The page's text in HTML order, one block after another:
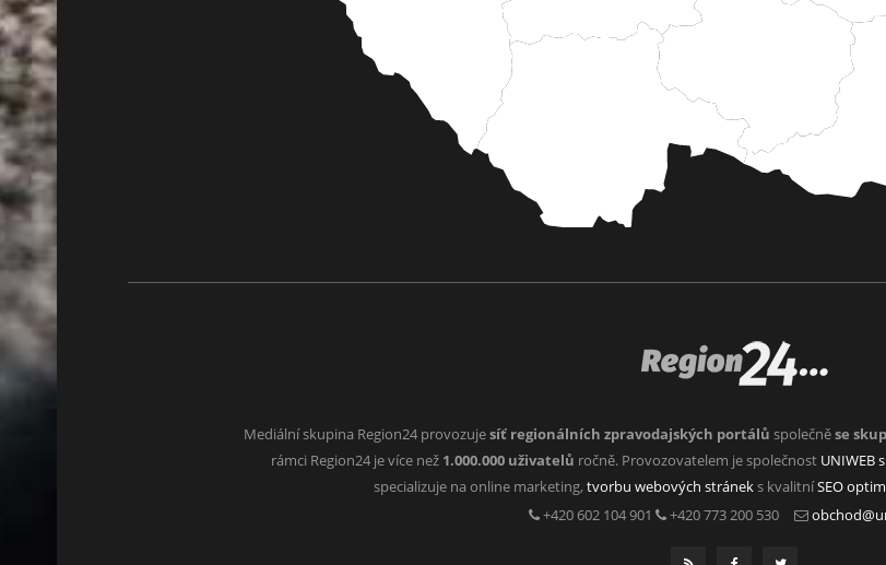
Mediální skupina Region24 provozujesíť regionálních zpravodajských portálů společněse
rámci Region24 je více než 1.000.000 uživatelů ročně. Provozovatelem je společnost UNIWEB
specializuje na online marketing, tvorbu webových stráneks kvalitníSEO
+420 602 104 901
+420 773 200 530